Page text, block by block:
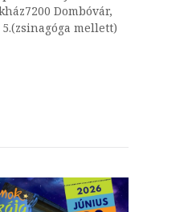
Dombóvár,
mellett)